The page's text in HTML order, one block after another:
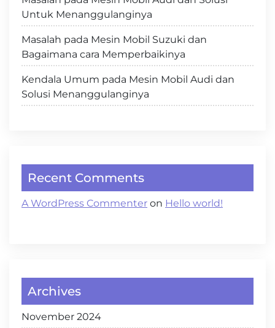
Untuk Menanggulanginya
Masalah pada Mesin Mobil Suzuki dan
Bagaimana cara Memperbaikinya
Kendala Umum pada Mesin Mobil Audi dan
Solusi Menanggulanginya
Recent Comments
A WordPress Commenter on Hello world!
Archives
November 2024